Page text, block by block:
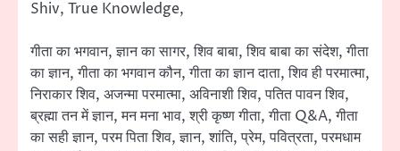
Shiv, True Knowledge,
गीता का भगवान, ज्ञान का सागर, शिव बाबा, शिव बाबा का संदेश, गीता
का ज्ञान, गीता का भगवान कौन, गीता का ज्ञान दाता, शिव ही परमात्मा,
निराकार शिव, अजन्मा परमात्मा, अविनाशी शिव, पतित पावन शिव,
ब्रह्मा तन में ज्ञान, मन मना भाव, श्री कृष्ण गीता, गीता Q&A, गीता
का सही ज्ञान, परम पिता शिव, ज्ञान, शांति, प्रेम, पवित्रता, परमधाम